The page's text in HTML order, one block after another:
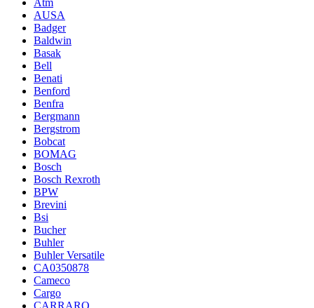
Atm
AUSA
Badger
Baldwin
Basak
Bell
Benati
Benford
Benfra
Bergmann
Bergstrom
Bobcat
BOMAG
Bosch
Bosch Rexroth
BPW
Brevini
Bsi
Bucher
Buhler
Buhler Versatile
CA0350878
Cameco
Cargo
CARRARO